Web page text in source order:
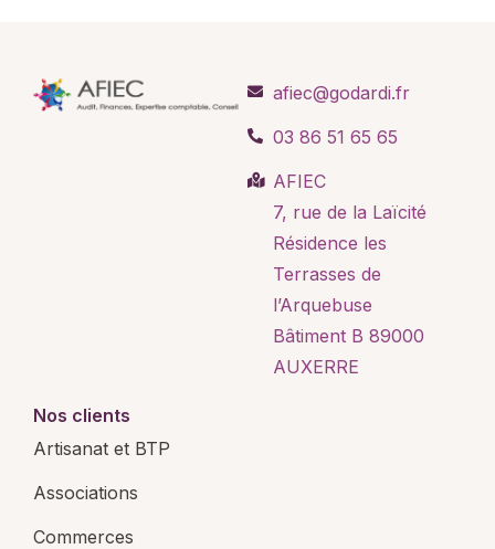
afiec@godardi.fr
03 86 51 65 65
AFIEC
7, rue de la Laïcité
Résidence les
Terrasses de
l’Arquebuse
Bâtiment B 89000
AUXERRE
Nos clients
Artisanat et BTP
Associations
Commerces